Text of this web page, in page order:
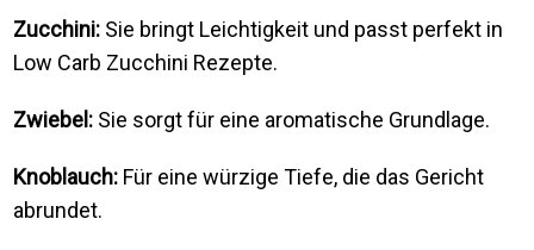
Zucchini: Sie bringt Leichtigkeit und passt perfekt in
Low Carb Zucchini Rezepte.
Zwiebel: Sie sorgt für eine aromatische Grundlage.
Knoblauch: Für eine würzige Tiefe, die das Gericht
abrundet.